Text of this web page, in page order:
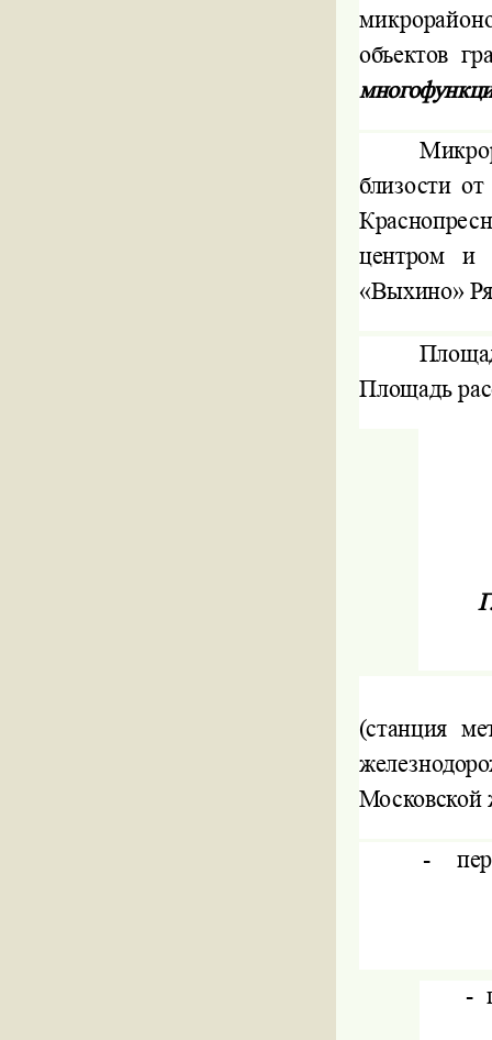
объектов
близости
центром и
«Выхино»
Площадь
(станция
Московской
-
-